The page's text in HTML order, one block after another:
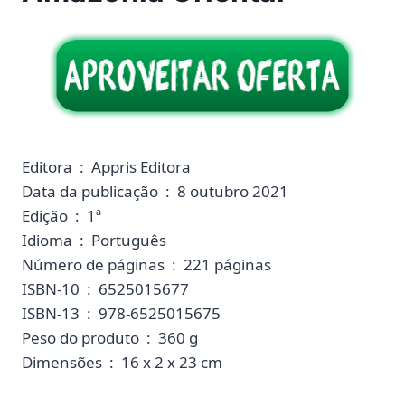
Editora ‏ : ‎ Appris Editora
Data da publicação ‏ : ‎ 8 outubro 2021
Edição ‏ : ‎ 1ª
Idioma ‏ : ‎ Português
Número de páginas ‏ : ‎ 221 páginas
ISBN-10 ‏ : ‎ 6525015677
ISBN-13 ‏ : ‎ 978-6525015675
Peso do produto ‏ : ‎ 360 g
Dimensões ‏ : ‎ 16 x 2 x 23 cm